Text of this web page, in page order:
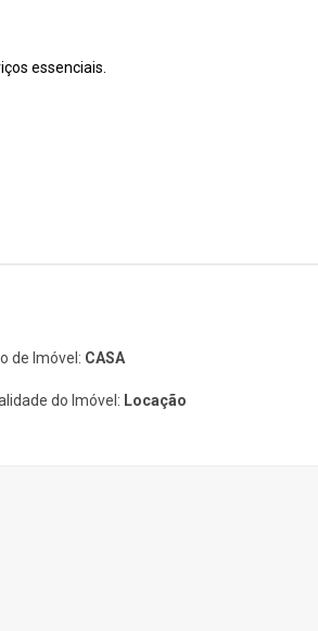
essenciais.
de Imóvel: CASA
do Imóvel: Locação